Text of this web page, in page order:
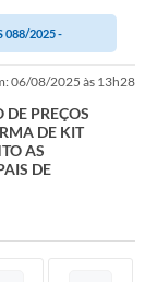
088/2025 -
06/08/2025 às 13h28
PREÇOS
DE KIT
AS
DE